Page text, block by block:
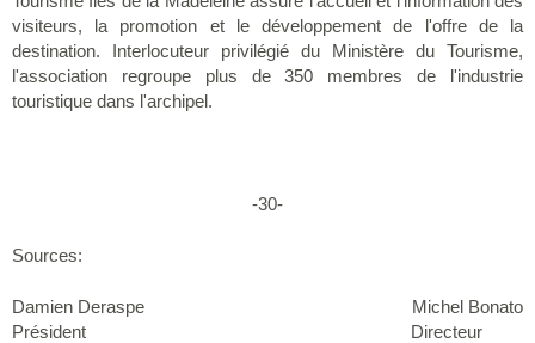
visiteurs, la promotion et le développement de l'offre de la
destination. Interlocuteur privilégié du Ministère du Tourisme,
l'association regroupe plus de 350 membres de l'industrie
touristique dans l'archipel.
-30-
Sources:
Damien Deraspe Michel Bonato
Président Directeur